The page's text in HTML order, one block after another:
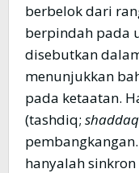
berbelok dari
berpindah pada
disebutkan
menunjukkan
pada ketaatan.
(tashdiq;
hanyalah